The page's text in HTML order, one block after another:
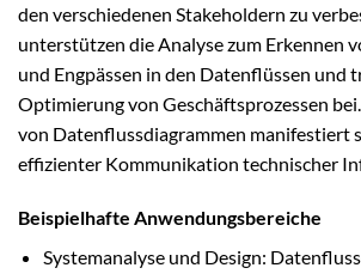
den verschiedenen Stakeholdern zu
unterstützen die Analyse zum Erkennen
und Engpässen in den Datenflüssen und
Optimierung von Geschäftsprozessen
von Datenflussdiagrammen manifestiert
effizienter Kommunikation technischer
Beispielhafte Anwendungsbereiche
Systemanalyse und Design: